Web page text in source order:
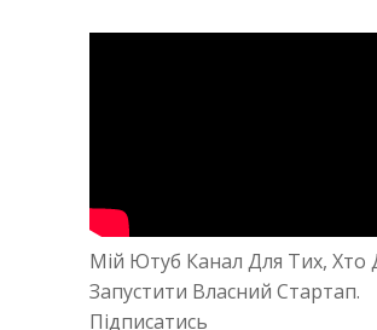
Мій Ютуб Канал Для Тих, Хто
Запустити Власний Стартап.
Підписатись